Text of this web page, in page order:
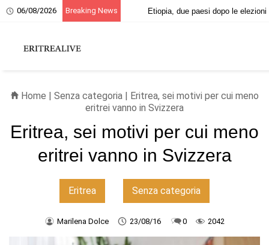
06/08/2026 Breaking News Etiopia, due paesi dopo le elezioni
Home | Senza categoria| Eritrea, sei motivi per cui meno
eritrei vanno in Svizzera
Eritrea, sei motivi per cui meno
eritrei vanno in Svizzera
Eritrea Senza categoria
Marilena Dolce 23/08/16 0 2042